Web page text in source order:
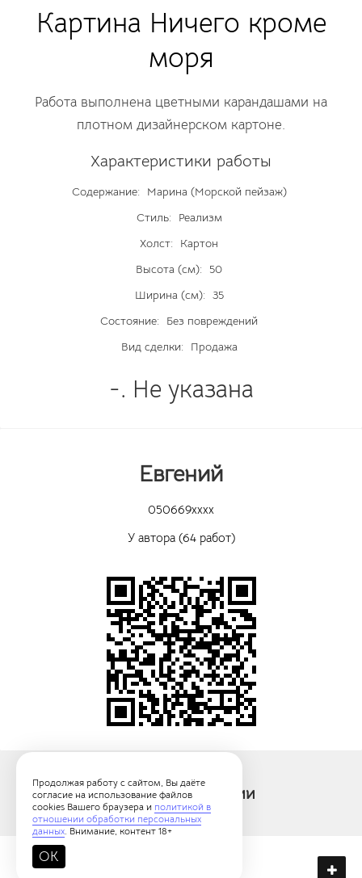
Картина Ничего кроме
моря
Работа выполнена цветными карандашами на
плотном дизайнерском картоне.
Характеристики работы
Содержание:
Марина (Морской пейзаж)
Стиль:
Реализм
Холст:
Картон
Высота (см):
50
Ширина (см): 35
Состояние:
Без повреждений
Вид сделки:
Продажа
-. Не указана
Евгений
050669xxxx
У автора (64 работ)
Картины категории
Продолжая работу с сайтом, Вы даёте
согласие на использование файлов
cookies Вашего браузера и политикой в
отношении обработки персональных
данных. Внимание, контент 18+
OK